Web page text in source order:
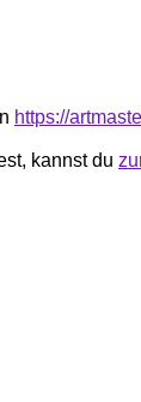
https://
kannst du